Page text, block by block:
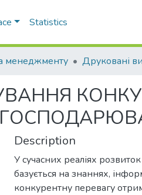
Statistics
менеджменту
Description
У сучасних реаліях
базується на знаннях,
конкурентну перевагу